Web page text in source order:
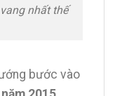
nhất thế
bước vào